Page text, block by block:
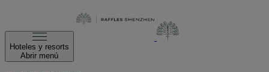
Hoteles y resorts
Abrir menú